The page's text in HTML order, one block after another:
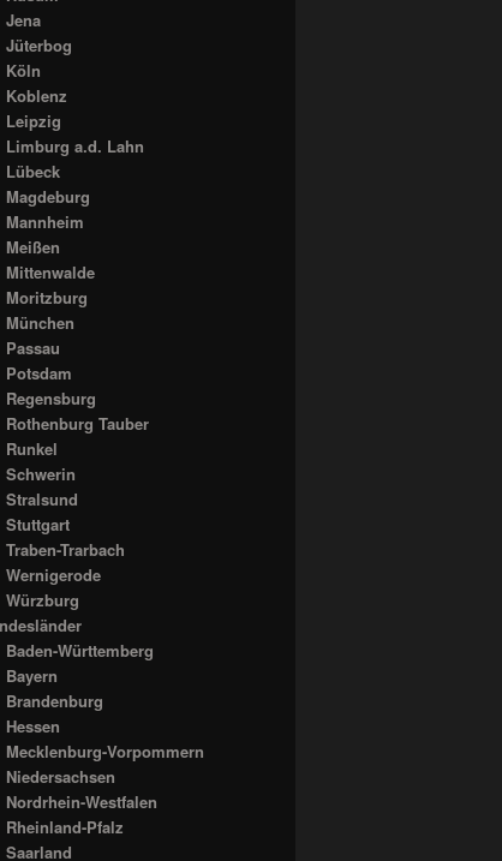
Jena
Jüterbog
Köln
Koblenz
Leipzig
Limburg a.d. Lahn
Lübeck
Magdeburg
Mannheim
Meißen
Mittenwalde
Moritzburg
München
Passau
Potsdam
Regensburg
Rothenburg Tauber
Runkel
Schwerin
Stralsund
Stuttgart
Traben-Trarbach
Wernigerode
Würzburg
Baden-Württemberg
Bayern
Brandenburg
Hessen
Mecklenburg-Vorpommern
Niedersachsen
Nordrhein-Westfalen
Rheinland-Pfalz
Saarland